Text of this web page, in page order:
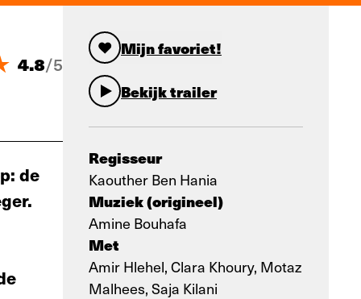
Mijn favoriet!
Bekijk trailer
Regisseur
Kaouther Ben Hania
Muziek (origineel)
Amine Bouhafa
Met
Amir Hlehel, Clara Khoury, Motaz
Malhees, Saja Kilani
4.8/5
de